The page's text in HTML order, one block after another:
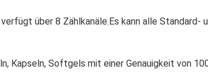
über 8 Zählkanäle.Es kann alle Standard-
Kapseln, Softgels mit einer Genauigkeit von